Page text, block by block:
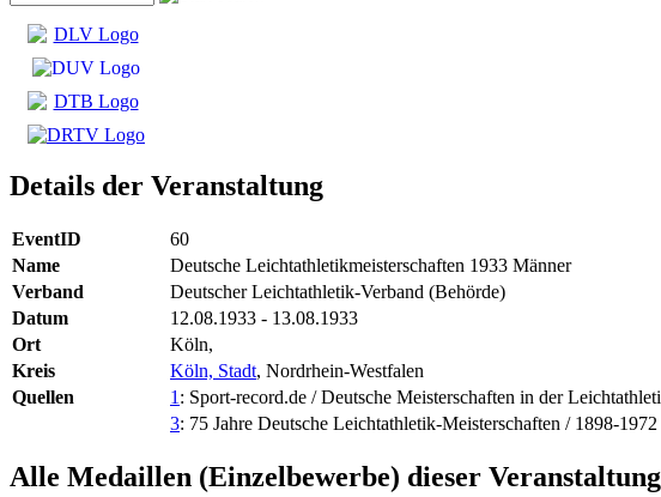
Details der Veranstaltung
EventID
60
Name
Deutsche Leichtathletikmeisterschaften 1933 Männer
Verband
Deutscher Leichtathletik-Verband (Behörde)
Datum
12.08.1933 - 13.08.1933
Ort
Köln,
Kreis
Köln, Stadt, Nordrhein-Westfalen
Quellen
1 : Sport-record.de / Deutsche Meisterschaften in der
3: 75 Jahre Deutsche Leichtathletik-Meisterschaften / 1898-1972
Alle Medaillen (Einzelbewerbe) dieser Veranstaltung